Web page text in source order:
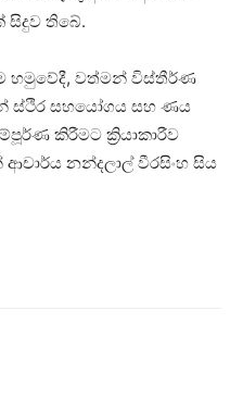
සිදුව තිබේ.
හමුවේදී, වත්මන් විස්තීර්ණ
ස්ථිර සහයෝගය සහ ණය
කිරීමට ක්‍රියාකාරීව
නන්දලාල් වීරසිංහ සිය